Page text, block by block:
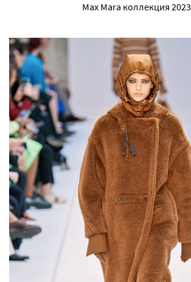
Max Mara коллекция 2023